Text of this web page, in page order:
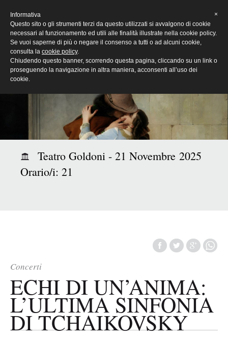
[Eng]
Teatro Goldoni - 21 Novembre 2025
Orario/i: 21
Concerti
ECHI DI UN’ANIMA:
L’ULTIMA SINFONIA
DI TCHAIKOVSKY
×
Informativa
Questo sito o gli strumenti terzi da questo utilizzati si avvalgono di cookie
necessari al funzionamento ed utili alle finalità illustrate nella cookie policy.
Se vuoi saperne di più o negare il consenso a tutti o ad alcuni cookie,
consulta la cookie policy.
Chiudendo questo banner, scorrendo questa pagina, cliccando su un link o
proseguendo la navigazione in altra maniera, acconsenti all’uso dei
cookie.